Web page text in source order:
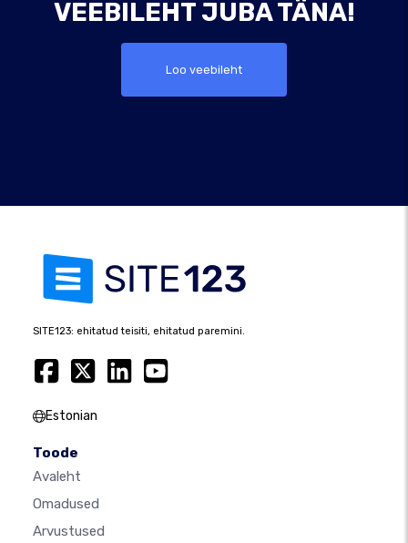
VEEBILEHT JUBA TÄNA!
Loo veebileht
SITE123: ehitatud teisiti, ehitatud paremini.
Estonian
Toode
Avaleht
Omadused
Arvustused